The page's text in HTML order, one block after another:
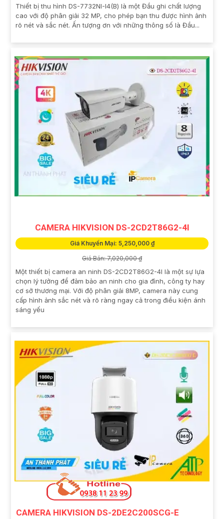
Thiết bị thu hình DS-7732NI-I4(B) là một Đầu ghi chất lượng
cao với độ phân giải 32 MP, cho phép bạn thu được hình ảnh
rõ nét và sắc nét. Ấn tượng ơn với những thông số là Đầu...
CAMERA HIKVISION DS-2CD2T86G2-4I
Giá Khuyến Mại: 5,250,000 ₫
Giá Bán: 7,020,000 ₫
Một thiết bị camera an ninh DS-2CD2T86G2-4I là một sự lựa
chọn lý tưởng để đảm bảo an ninh cho gia đình, công ty hay
cơ sở thương mại. Với độ phân giải 8MP, camera này cung
cấp hình ảnh sắc nét và rõ ràng ngay cả trong điều kiện ánh
sáng yếu
CAMERA HIKVISION DS-2DE2C200SCG-E